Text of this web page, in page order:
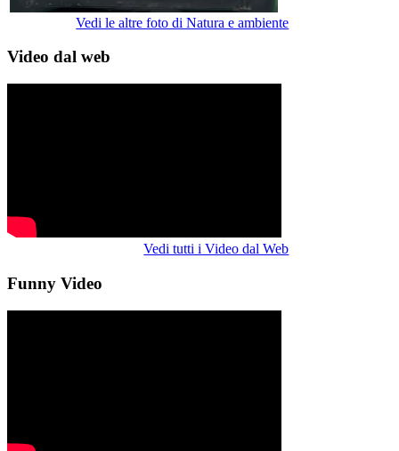
Vedi le altre foto di Natura e ambiente
Video dal web
Vedi tutti i Video dal Web
Funny Video